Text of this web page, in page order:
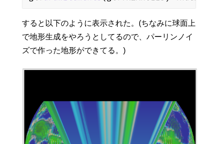
すると以下のように表示された。(ちなみに球面上
で地形生成をやろうとしてるので、パーリンノイ
ズで作った地形ができてる。)